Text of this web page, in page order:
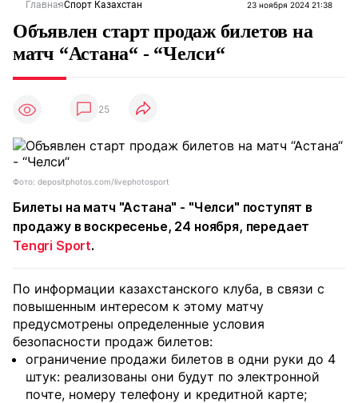
ГлавнаяСпорт Казахстан 23 ноября 2024 21:38
Объявлен старт продаж билетов на
матч “Астана“ - “Челси“
25
Фото: depositphotos.com/livephotosport
Билеты на матч "Астана" - "Челси" поступят в
продажу в воскресенье, 24 ноября, передает
Tengri Sport.
По информации казахстанского клуба, в связи с
повышенным интересом к этому матчу
предусмотрены определенные условия
безопасности продаж билетов:
ограничение продажи билетов в одни руки до 4
штук: реализованы они будут по электронной
почте, номеру телефону и кредитной карте;